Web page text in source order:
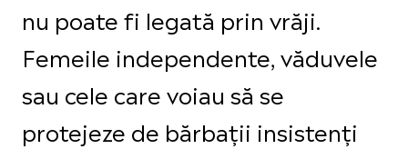
nu poate fi legată prin vrăji.
Femeile independente, văduvele
sau cele care voiau să se
protejeze de bărbații insistenți